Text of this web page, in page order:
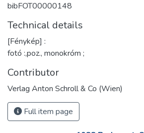
bibFOT00000148
Technical details
[Fénykép] :
fotó :,poz., monokróm ;
Contributor
Verlag Anton Schroll & Co (Wien)
Full item page